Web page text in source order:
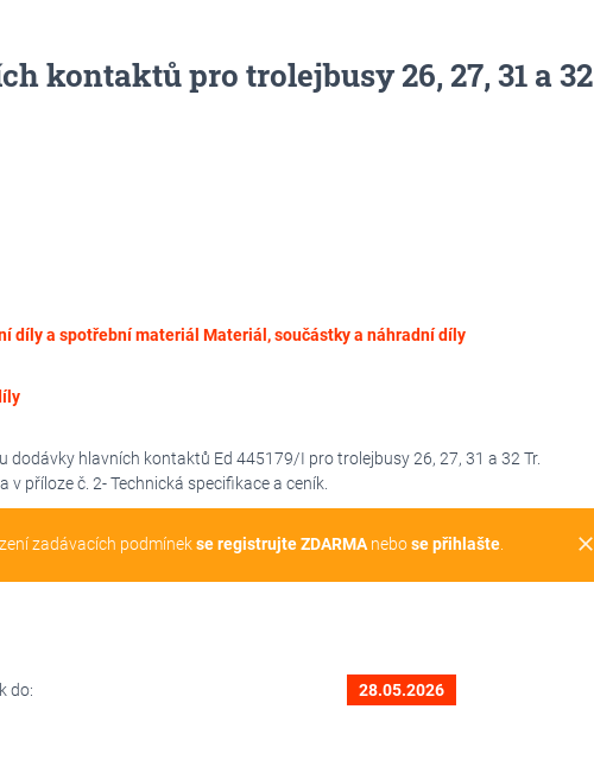
kontaktů pro trolejbusy 26, 27, 31 a 32
díly a spotřební materiál Materiál, součástky a náhradní díly
dodávky hlavních kontaktů Ed 445179/I pro trolejbusy 26, 27, 31 a 32 Tr.
v příloze č. 2- Technická specifikace a ceník.
clear
zadávacích podmínekse registrujte ZDARMAnebose přihlašte.
do: 28.05.2026